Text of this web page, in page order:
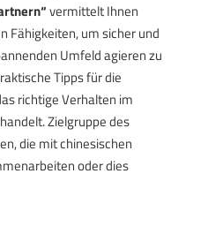
vermittelt Ihnen
Fähigkeiten, um sicher und
Umfeld agieren zu
Tipps für die
richtige Verhalten im
Zielgruppe des
die mit chinesischen
oder dies